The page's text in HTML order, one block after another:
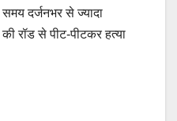
समय दर्जनभर से ज्यादा
रॉड से पीट-पीटकर हत्या